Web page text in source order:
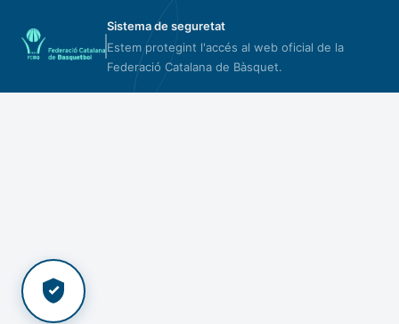
Sistema de seguretat
Estem protegint l'accés al web oficial de la
Federació Catalana de Bàsquet.